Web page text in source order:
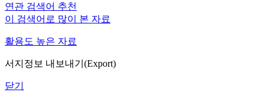
연관 검색어 추천
이 검색어로 많이 본 자료
활용도 높은 자료
서지정보 내보내기(Export)
닫기